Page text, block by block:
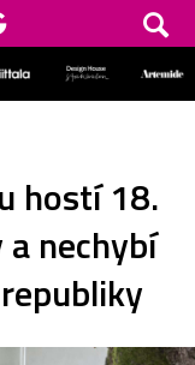
hostí 18.
nechybí